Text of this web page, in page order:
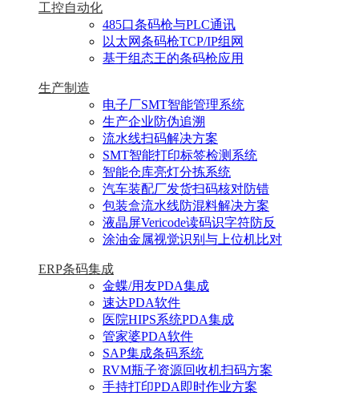
工控自动化
485口条码枪与PLC通讯
以太网条码枪TCP/IP组网
基于组态王的条码枪应用
生产制造
电子厂SMT智能管理系统
生产企业防伪追溯
流水线扫码解决方案
SMT智能打印标签检测系统
智能仓库亮灯分拣系统
汽车装配厂发货扫码核对防错
包装盒流水线防混料解决方案
液晶屏Vericode读码识字符防反
涂油金属视觉识别与上位机比对
ERP条码集成
金蝶/用友PDA集成
速达PDA软件
医院HIPS系统PDA集成
管家婆PDA软件
SAP集成条码系统
RVM瓶子资源回收机扫码方案
手持打印PDA即时作业方案